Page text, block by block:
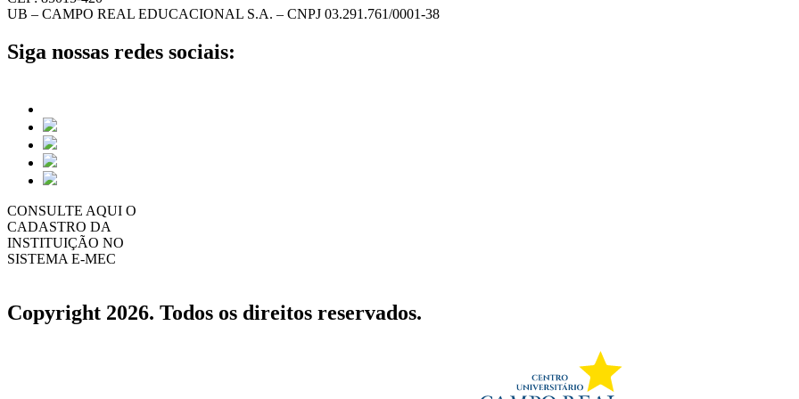
UB – CAMPO REAL EDUCACIONAL S.A. – CNPJ 03.291.761/0001-38
Siga nossas redes sociais:
CONSULTE AQUI O
CADASTRO DA
INSTITUIÇÃO NO
SISTEMA E-MEC
Copyright 2026. Todos os direitos reservados.